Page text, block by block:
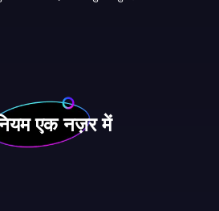
एक नज़र में